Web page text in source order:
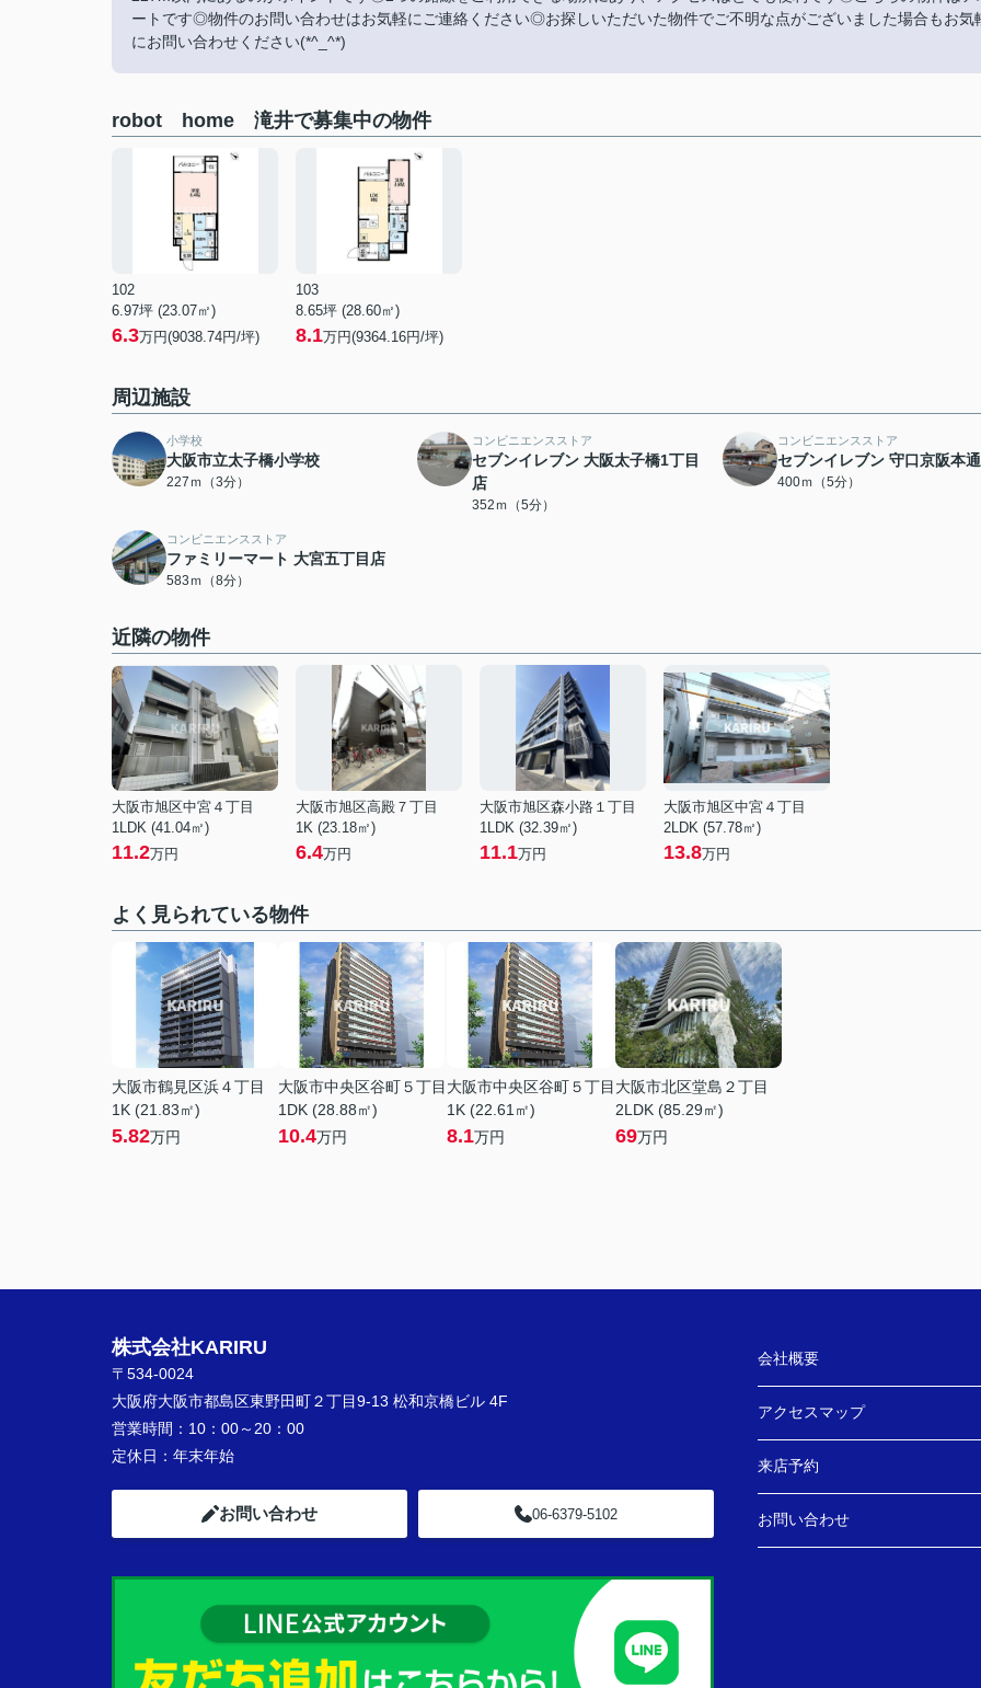
ートです◎物件のお問い合わせはお気軽にご連絡ください◎お探しいただいた物件でご不明な点がございました場合もお気
にお問い合わせください(*^_^*)
robot home 滝井で募集中の物件
102
6.97坪 (23.07㎡)
6.3万円(9038.74円/坪)
103
8.65坪 (28.60㎡)
8.1万円(9364.16円/坪)
周辺施設
小学校
大阪市立太子橋小学校
227ｍ（3分）
コンビニエンスストア
セブンイレブン 大阪太子橋1丁目
店
352ｍ（5分）
コンビニエンスストア
セブンイレブン 守口京阪本
400ｍ（5分）
コンビニエンスストア
ファミリーマート 大宮五丁目店
583ｍ（8分）
近隣の物件
大阪市旭区中宮４丁目
1LDK (41.04㎡)
11.2万円
大阪市旭区高殿７丁目
1K (23.18㎡)
6.4万円
大阪市旭区森小路１丁目
1LDK (32.39㎡)
11.1万円
大阪市旭区中宮４丁目
2LDK (57.78㎡)
13.8万円
よく見られている物件
大阪市鶴見区浜４丁目
1K (21.83㎡)
5.82万円
大阪市中央区谷町５丁目
1DK (28.88㎡)
10.4万円
大阪市中央区谷町５丁目
1K (22.61㎡)
8.1万円
大阪市北区堂島２丁目
2LDK (85.29㎡)
69万円
株式会社KARIRU
〒534-0024
大阪府大阪市都島区東野田町２丁目9-13 松和京橋ビル 4F
営業時間： 10：00～20：00
定休日： 年末年始
お問い合わせ 06-6379-5102
会社概要
アクセスマップ
来店予約
お問い合わせ